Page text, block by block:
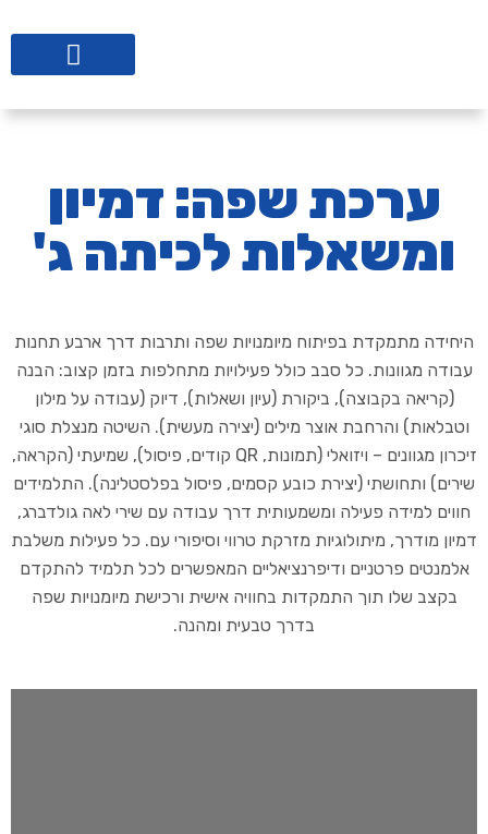
ערכת שפה: דמיון
ומשאלות לכיתה ג'
היחידה מתמקדת בפיתוח מיומנויות שפה ותרבות דרך ארבע תחנות
עבודה מגוונות. כל סבב כולל פעילויות מתחלפות בזמן קצוב: הבנה
(קריאה בקבוצה), ביקורת (עיון ושאלות), דיוק (עבודה על מילון
וטבלאות) והרחבת אוצר מילים (יצירה מעשית). השיטה מנצלת סוגי
זיכרון מגוונים – ויזואלי (תמונות, QR קודים, פיסול), שמיעתי (הקראה,
שירים) ותחושתי (יצירת כובע קסמים, פיסול בפלסטלינה). התלמידים
חווים למידה פעילה ומשמעותית דרך עבודה עם שירי לאה גולדברג,
דמיון מודרך, מיתולוגיות מזרקת טרווי וסיפורי עם. כל פעילות משלבת
אלמנטים פרטניים ודיפרנציאליים המאפשרים לכל תלמיד להתקדם
בקצב שלו תוך התמקדות בחוויה אישית ורכישת מיומנויות שפה
בדרך טבעית ומהנה.